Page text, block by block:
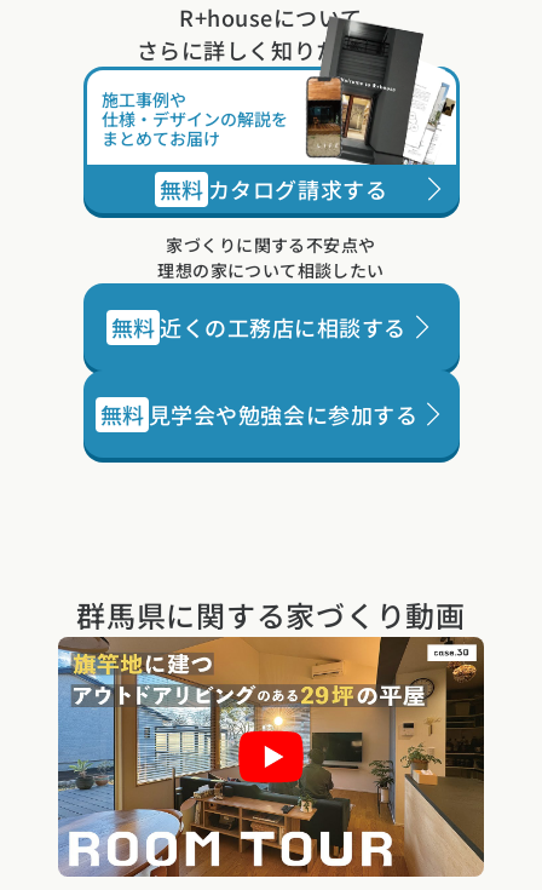
R+houseについて
さらに詳しく知りたい方は
施工事例や
仕様・デザインの解説を
まとめてお届け
無料 カタログ請求する
家づくりに関する不安点や
理想の家について相談したい
無料近くの工務店に相談する
無料 見学会や勉強会に参加する
群馬県に関する家づくり動画